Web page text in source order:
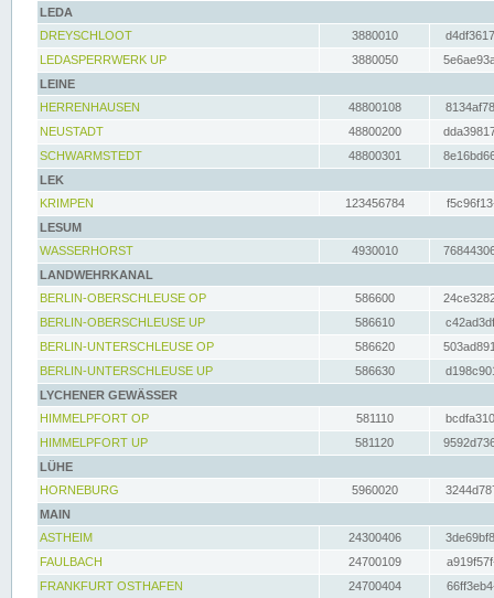
LEDA
DREYSCHLOOT
3880010
LEDASPERRWERK UP
3880050
LEINE
HERRENHAUSEN
48800108
NEUSTADT
48800200
SCHWARMSTEDT
48800301
LEK
KRIMPEN
123456784
LESUM
WASSERHORST
4930010
LANDWEHRKANAL
BERLIN-OBERSCHLEUSE OP
586600
BERLIN-OBERSCHLEUSE UP
586610
BERLIN-UNTERSCHLEUSE OP
586620
BERLIN-UNTERSCHLEUSE UP
586630
LYCHENER GEWÄSSER
HIMMELPFORT OP
581110
HIMMELPFORT UP
581120
LÜHE
HORNEBURG
5960020
MAIN
ASTHEIM
24300406
FAULBACH
24700109
FRANKFURT OSTHAFEN
24700404